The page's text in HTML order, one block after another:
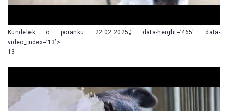
Kundelek o poranku 22.02.2025„’ data-height=’465′ data-
video_index=’13’>
13